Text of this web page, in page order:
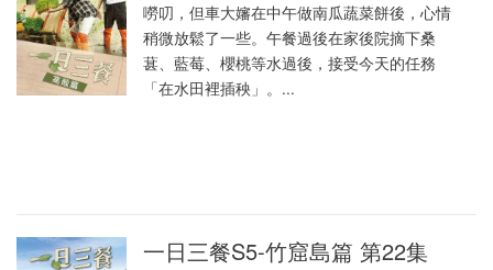
嘮叨，但車大嬸在中午做南瓜蔬菜餅後，心情
稍微放鬆了一些。午餐過後在家後院摘下桑
葚、藍莓、櫻桃等水過後，接受今天的任務
「在水田裡插秧」。...
一日三餐S5-竹窟島篇 第22集